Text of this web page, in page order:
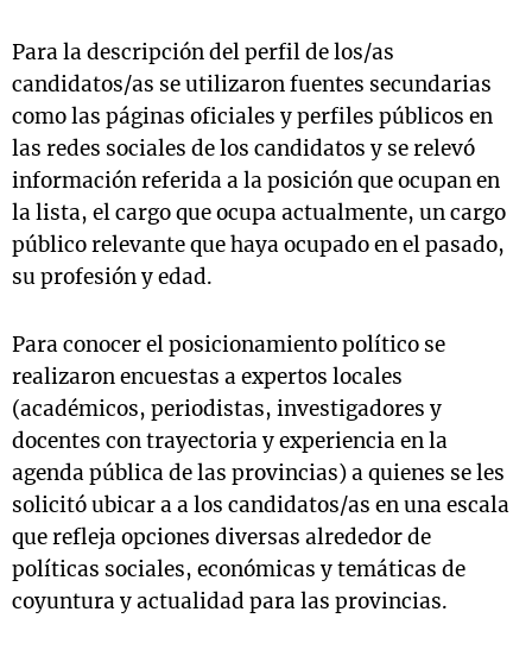
Para la descripción del perfil de los/as
candidatos/as se utilizaron fuentes secundarias
como las páginas oficiales y perfiles públicos en
las redes sociales de los candidatos y se relevó
información referida a la posición que ocupan en
la lista, el cargo que ocupa actualmente, un cargo
público relevante que haya ocupado en el pasado,
su profesión y edad.
Para conocer el posicionamiento político se
realizaron encuestas a expertos locales
(académicos, periodistas, investigadores y
docentes con trayectoria y experiencia en la
agenda pública de las provincias) a quienes se les
solicitó ubicar a a los candidatos/as en una escala
que refleja opciones diversas alrededor de
políticas sociales, económicas y temáticas de
coyuntura y actualidad para las provincias.